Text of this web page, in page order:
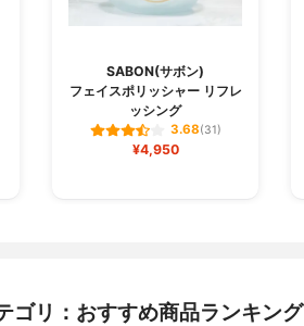
SABON(サボン)
フェイスポリッシャー リフレ
ッシング
3.68(31)
¥4,950
ゴリ：おすすめ商品ランキング